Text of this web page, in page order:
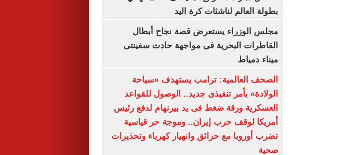
بطولة العالم لناشئات كرة اليد
مجلس الوزراء يستعرض قصة نجاح أبطال
القاطرات البحرية فى مواجهة حادث سفينتى
ميناء دمياط
الصحف العالمية: ترامب يستهدف «سياحة
الولادة» بأمر تنفيذى جديد.. الوصول للقواعد
العسكرية ورقة ضغط فى يد بيرنهام لدفع رئيس
أمريكا لوقف حرب إيران.. وموجة حر قياسية
تضرب أوروبا مع حرائق وانهيار كهرباء وتحذيرات
صحية